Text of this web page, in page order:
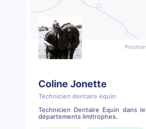
Coline Jonette
Technicien dentaire équin
Technicien Dentaire Équin dans
départements limitrophes.